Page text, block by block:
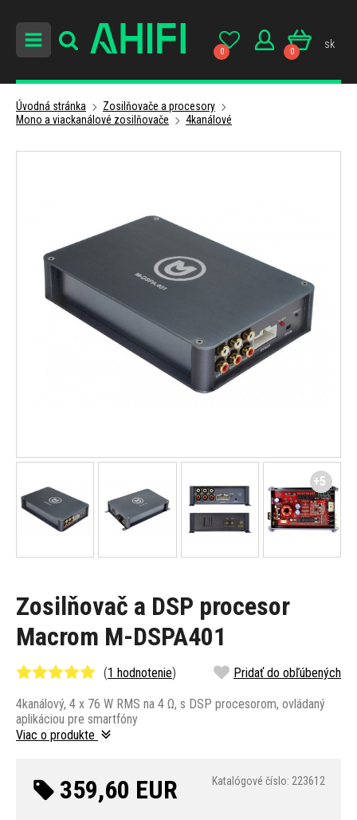
0 0
sk
Úvodná stránka
Zosilňovače a procesory
Mono a viackanálové zosilňovače
4kanálové
Zosilňovač a DSP procesor
Macrom M-DSPA401
(1 hodnotenie) Pridať do obľúbených
4kanálový, 4 x 76 W RMS na 4 Ω, s DSP procesorom, ovládaný
aplikáciou pre smartfóny
Viac o produkte
359,60 EUR Katalógové číslo: 223612
+5